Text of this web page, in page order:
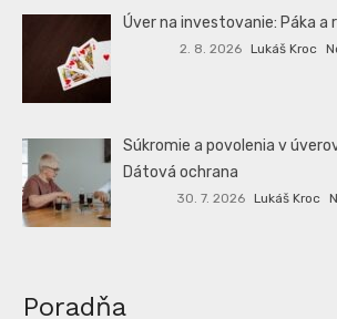
Úver na investovanie: Páka a
2. 8. 2026 Lukáš Kroc
Súkromie a povolenia v
Dátová ochrana
30. 7. 2026 Lukáš Kroc
Poradňa